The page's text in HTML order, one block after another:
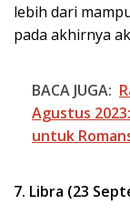
lebih dari
pada akhirnya
BACA JUGA:
Agustus
untuk
7. Libra (23